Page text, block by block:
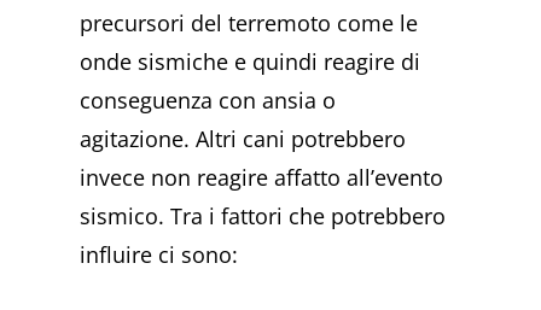
precursori del terremoto come le
onde sismiche e quindi reagire di
conseguenza con ansia o
agitazione. Altri cani potrebbero
invece non reagire affatto all’evento
sismico. Tra i fattori che potrebbero
influire ci sono: